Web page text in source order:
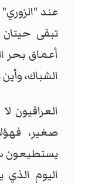
عند
تبقى
أعماق بحر
الشباك،
العراقيون
صغير،
يستطيعون
اليوم الذي